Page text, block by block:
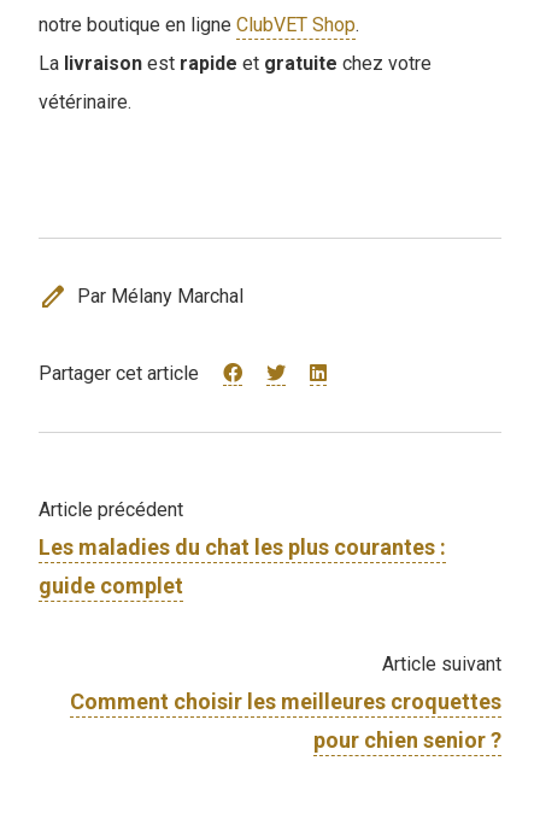
notre boutique en ligne ClubVET Shop.
La livraison est rapide et gratuite chez votre
vétérinaire.
edit Par Mélany Marchal
Partager cet article
Article précédent
Les maladies du chat les plus courantes :
guide complet
Article suivant
Comment choisir les meilleures croquettes
pour chien senior ?